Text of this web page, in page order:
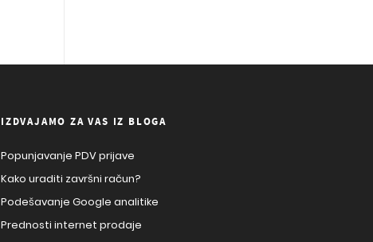
IZDVAJAMO ZA VAS IZ BLOGA
Popunjavanje PDV prijave
Kako uraditi završni račun?
Podešavanje Google analitike
Prednosti internet prodaje